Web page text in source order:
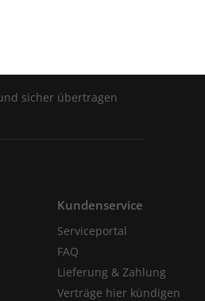
sicher übertragen
Kundenservice
Serviceportal
FAQ
Lieferung & Zahlung
Verträge hier kündigen